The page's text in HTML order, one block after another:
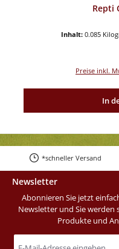
Repti
Inhalt: 0.085
Preise inkl.
In
*schneller Versand
Newsletter
Abonnieren Sie jetzt
Newsletter und Sie werden
Produkte und